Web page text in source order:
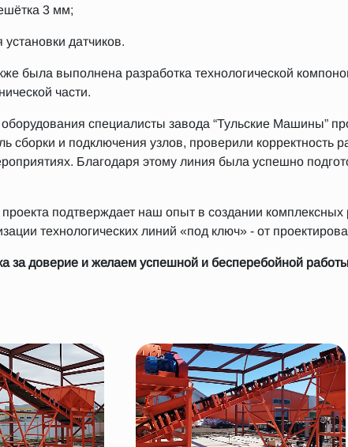
3 мм;
датчиков.
была выполнена разработка технологической
части.
оборудования специалисты завода “Тульские Машины”
сборки и подключения узлов, проверили корректность
Благодаря этому линия была успешно
подтверждает наш опыт в создании
технологических линий «под ключ» - от
за доверие и желаем успешной и бесперебойной